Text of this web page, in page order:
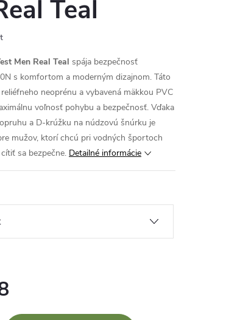
Teal
Men Real Teal spája bezpečnosť
s komfortom a moderným dizajnom. Táto
neoprénu a vybavená mäkkou PVC
voľnosť pohybu a bezpečnosť. Vďaka
a D-krúžku na núdzovú šnúrku je
mužov, ktorí chcú pri vodných športoch
sa bezpečne. Detailné informácie